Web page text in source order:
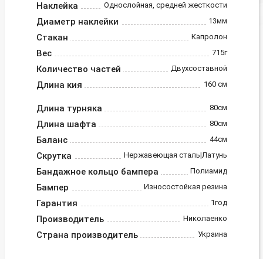
Наклейка Однослойная, средней жесткости
Диаметр наклейки 13мм
Стакан Капролон
Вес 715г
Количество частей Двухсоставной
Длина кия 160 см
Длина турняка 80см
Длина шафта 80см
Баланс 44см
Скрутка Нержавеющая сталь|Латунь
Бандажное кольцо бампера Полиамид
Бампер Износостойкая резина
Гарантия 1год
Производитель Николаенко
Страна производитель Украина